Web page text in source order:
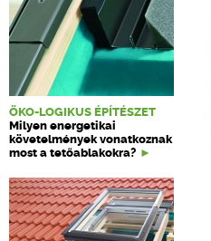
ÖKO-LOGIKUS ÉPÍTÉSZET
Milyen energetikai
követelmények vonatkoznak
most a tetőablakokra?